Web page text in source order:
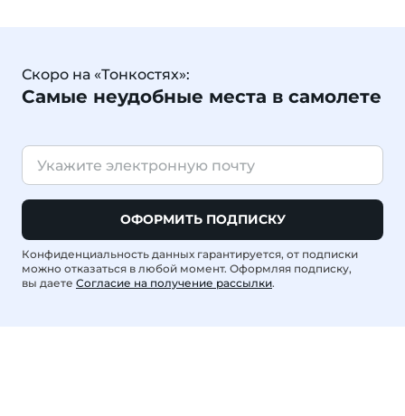
Скоро на «Тонкостях»:
Самые неудобные места в самолете
ОФОРМИТЬ ПОДПИСКУ
Конфиденциальность данных гарантируется, от подписки
можно отказаться в любой момент. Оформляя подписку,
вы даете Согласие на получение рассылки.